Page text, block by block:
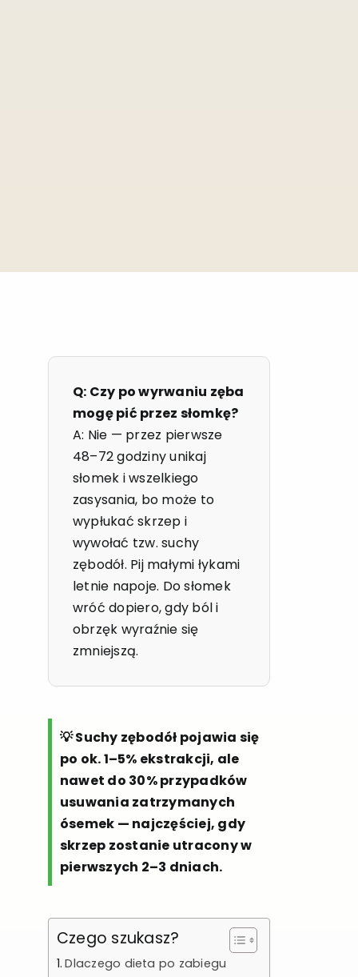
Q: Czy po wyrwaniu zęba
mogę pić przez słomkę?
A: Nie — przez pierwsze
48–72 godziny unikaj
słomek i wszelkiego
zasysania, bo może to
wypłukać skrzep i
wywołać tzw. suchy
zębodół. Pij małymi łykami
letnie napoje. Do słomek
wróć dopiero, gdy ból i
obrzęk wyraźnie się
zmniejszą.
💡 Suchy zębodół pojawia się
po ok. 1–5% ekstrakcji, ale
nawet do 30% przypadków
usuwania zatrzymanych
ósemek — najczęściej, gdy
skrzep zostanie utracony w
pierwszych 2–3 dniach.
Czego szukasz?
Dlaczego dieta po zabiegu